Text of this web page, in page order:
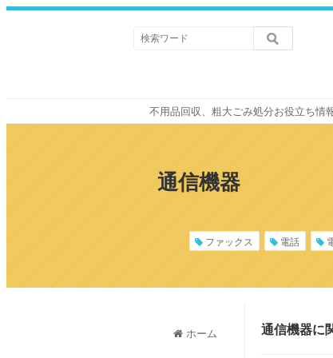
不用品回収、粗大ごみ処分お役立ち情
通信機器
ファックス 電話
通信機器に
ホーム